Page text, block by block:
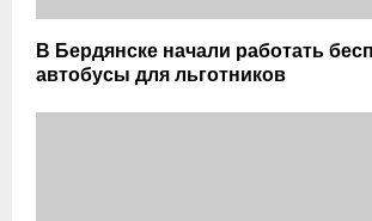
В Бердянске начали работать
автобусы для льготников